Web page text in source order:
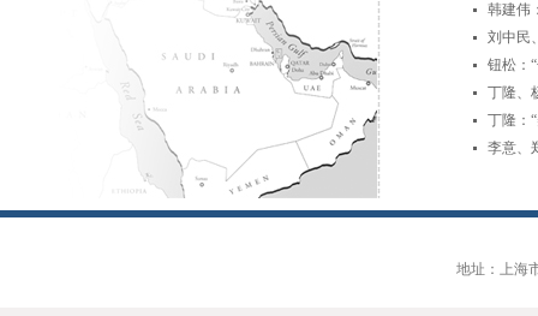
韩建伟
刘中民
钮松：
丁隆、
丁隆：
李意、
地址：上海